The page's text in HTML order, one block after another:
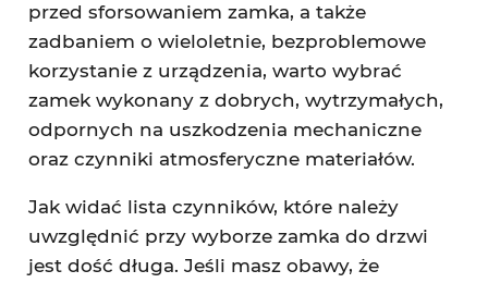
przed sforsowaniem zamka, a także
zadbaniem o wieloletnie, bezproblemowe
korzystanie z urządzenia, warto wybrać
zamek wykonany z dobrych, wytrzymałych,
odpornych na uszkodzenia mechaniczne
oraz czynniki atmosferyczne materiałów.
Jak widać lista czynników, które należy
uwzględnić przy wyborze zamka do drzwi
jest dość długa. Jeśli masz obawy, że